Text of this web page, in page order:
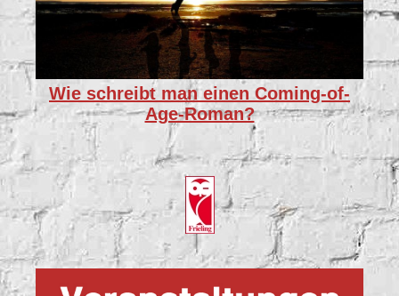
Wie schreibt man einen Coming-of-
Age-Roman?